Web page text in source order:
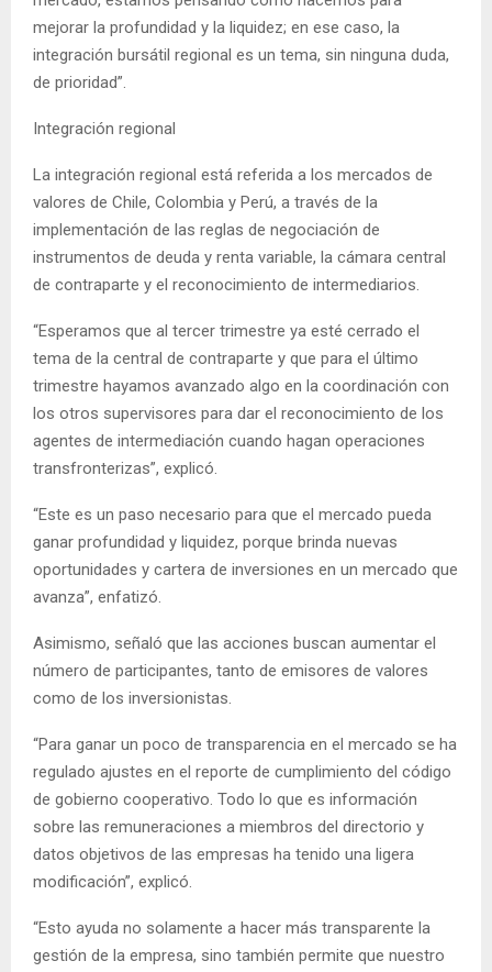
mejorar la profundidad y la liquidez; en ese caso, la
integración bursátil regional es un tema, sin ninguna duda,
de prioridad”.
Integración regional
La integración regional está referida a los mercados de
valores de Chile, Colombia y Perú, a través de la
implementación de las reglas de negociación de
instrumentos de deuda y renta variable, la cámara central
de contraparte y el reconocimiento de intermediarios.
“Esperamos que al tercer trimestre ya esté cerrado el
tema de la central de contraparte y que para el último
trimestre hayamos avanzado algo en la coordinación con
los otros supervisores para dar el reconocimiento de los
agentes de intermediación cuando hagan operaciones
transfronterizas”, explicó.
“Este es un paso necesario para que el mercado pueda
ganar profundidad y liquidez, porque brinda nuevas
oportunidades y cartera de inversiones en un mercado que
avanza”, enfatizó.
Asimismo, señaló que las acciones buscan aumentar el
número de participantes, tanto de emisores de valores
como de los inversionistas.
“Para ganar un poco de transparencia en el mercado se ha
regulado ajustes en el reporte de cumplimiento del código
de gobierno cooperativo. Todo lo que es información
sobre las remuneraciones a miembros del directorio y
datos objetivos de las empresas ha tenido una ligera
modificación”, explicó.
“Esto ayuda no solamente a hacer más transparente la
gestión de la empresa, sino también permite que nuestro